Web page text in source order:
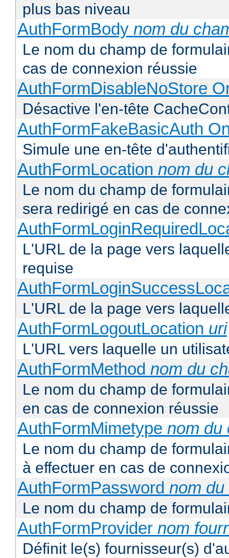
plus bas niveau
AuthFormBody nom du
Le nom du champ de
cas de connexion réussie
AuthFormDisableNoStore
Désactive l'en-tête
AuthFormFakeBasicAuth
Simule une en-tête
AuthFormLocation nom du
Le nom du champ de
sera redirigé en cas de
L'URL de la page vers
requise
L'URL de la page vers
AuthFormLogoutLocation uri
L'URL vers laquelle un
AuthFormMethod nom du
Le nom du champ de
en cas de connexion réussie
AuthFormMimetype nom du
Le nom du champ de
à effectuer en cas de
AuthFormPassword nom
Le nom du champ de
AuthFormProvider nom
Définit le(s) fournisseur(s)